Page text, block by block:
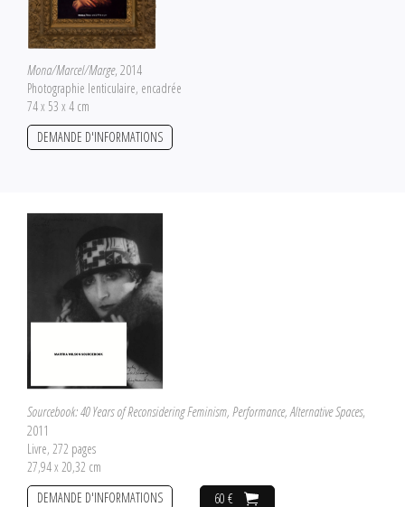
Mona/Marcel/Marge, 2014
Photographie lenticulaire, encadrée
74 x 53 x 4 cm
DEMANDE D'INFORMATIONS
Sourcebook: 40 Years of Reconsidering Feminism, Performance, Alternative Spaces,
2011
Livre, 272 pages
27,94 x 20,32 cm
60 €
DEMANDE D'INFORMATIONS